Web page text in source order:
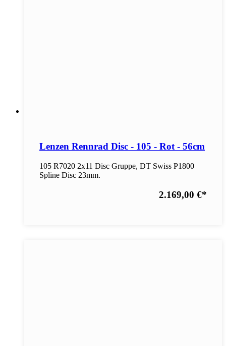
Lenzen Rennrad Disc - 105 - Rot - 56cm
105 R7020 2x11 Disc Gruppe, DT Swiss P1800
Spline Disc 23mm.
2.169,00 €*